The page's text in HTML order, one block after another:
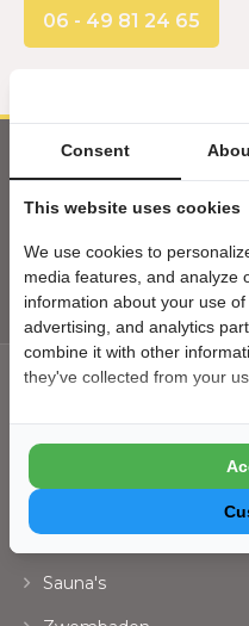
06 - 49 81 24 65
Alle aanbiedingen,
eerste in je inbox?
Opbergen
Overkappingen
Spa's
Sauna's
Consent
This website uses cookies
We use cookies to
media features, and analyze
information about your use
advertising, and analytics
combine it with other
they've collected from your